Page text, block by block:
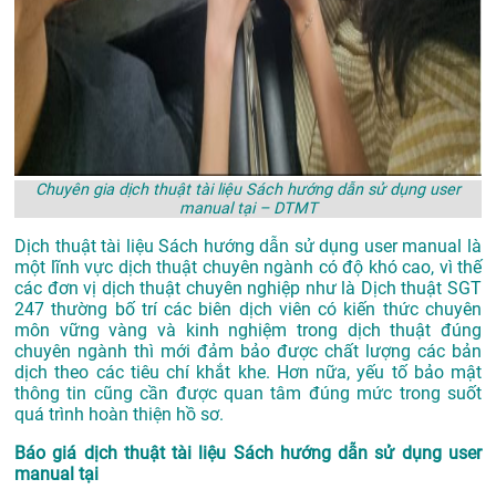
Chuyên gia dịch thuật tài liệu Sách hướng dẫn sử dụng user
manual tại – DTMT
Dịch thuật tài liệu Sách hướng dẫn sử dụng user manual là
một lĩnh vực dịch thuật chuyên ngành có độ khó cao, vì thế
các đơn vị dịch thuật chuyên nghiệp như là Dịch thuật SGT
247thường bố trí các biên dịch viên có kiến thức chuyên
môn vững vàng và kinh nghiệm trong dịch thuật đúng
chuyên ngành thì mới đảm bảo được chất lượng các bản
dịch theo các tiêu chí khắt khe. Hơn nữa, yếu tố bảo mật
thông tin cũng cần được quan tâm đúng mức trong suốt
quá trình hoàn thiện hồ sơ.
Báo giá dịch thuật tài liệu Sách hướng dẫn sử dụng user
manual tại